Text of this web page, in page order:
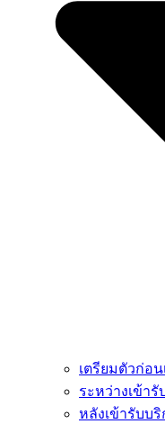
เตรียมตัวก่อ
ระหว่างเข้ารั
หลังเข้ารับบริ